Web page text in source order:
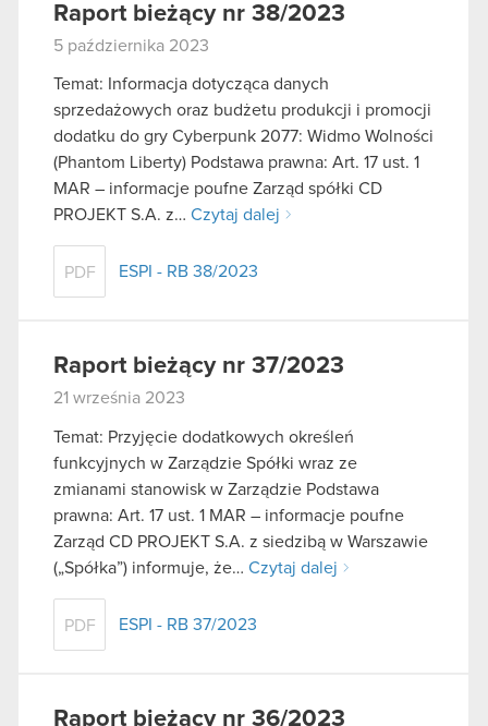
Raport bieżący nr 38/2023
5 października 2023
Temat: Informacja dotycząca danych
sprzedażowych oraz budżetu produkcji i promocji
dodatku do gry Cyberpunk 2077: Widmo Wolności
(Phantom Liberty) Podstawa prawna: Art. 17 ust. 1
MAR – informacje poufne Zarząd spółki CD
PROJEKT S.A. z… Czytaj dalej
PDF ESPI - RB 38/2023
Raport bieżący nr 37/2023
21 września 2023
Temat: Przyjęcie dodatkowych określeń
funkcyjnych w Zarządzie Spółki wraz ze
zmianami stanowisk w Zarządzie Podstawa
prawna: Art. 17 ust. 1 MAR – informacje poufne
Zarząd CD PROJEKT S.A. z siedzibą w Warszawie
(„Spółka”) informuje, że… Czytaj dalej
PDF ESPI - RB 37/2023
Raport bieżący nr 36/2023